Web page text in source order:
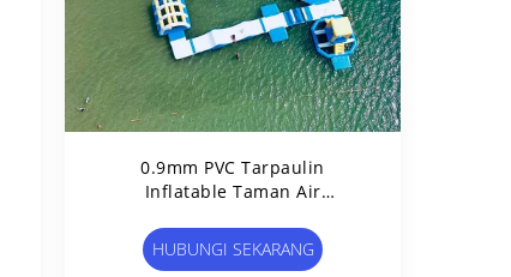
0.9mm PVC Tarpaulin
Inflatable Taman Air
Orang Kapasitas
HUBUNGI SEKARANG